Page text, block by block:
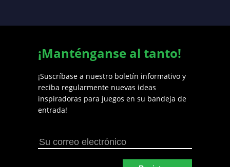
¡Manténganse al tanto!
¡Suscríbase a nuestro boletín informativo y
reciba regularmente nuevas ideas
inspiradoras para juegos en su bandeja de
entrada!